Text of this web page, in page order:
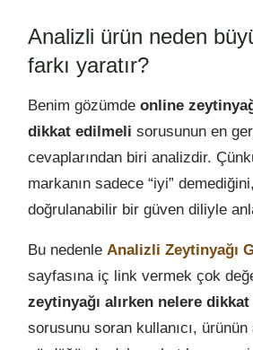
Analizli ürün neden
farkı yaratır?
Benim gözümde online
dikkat edilmeli sorusunun en
cevaplarından biri analizdir.
markanın sadece “iyi”
doğrulanabilir bir güven diliyle
Bu nedenle Analizli Zeytinyağı
sayfasına iç link vermek çok
zeytinyağı alırken nelere
sorusunu soran kullanıcı,